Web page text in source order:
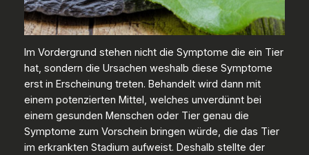
Im Vordergrund stehen nicht die Symptome die ein Tier
hat, sondern die Ursachen weshalb diese Symptome
erst in Erscheinung treten. Behandelt wird dann mit
einem potenzierten Mittel, welches unverdünnt bei
einem gesunden Menschen oder Tier genau die
Symptome zum Vorschein bringen würde, die das Tier
im erkrankten Stadium aufweist. Deshalb stellte der